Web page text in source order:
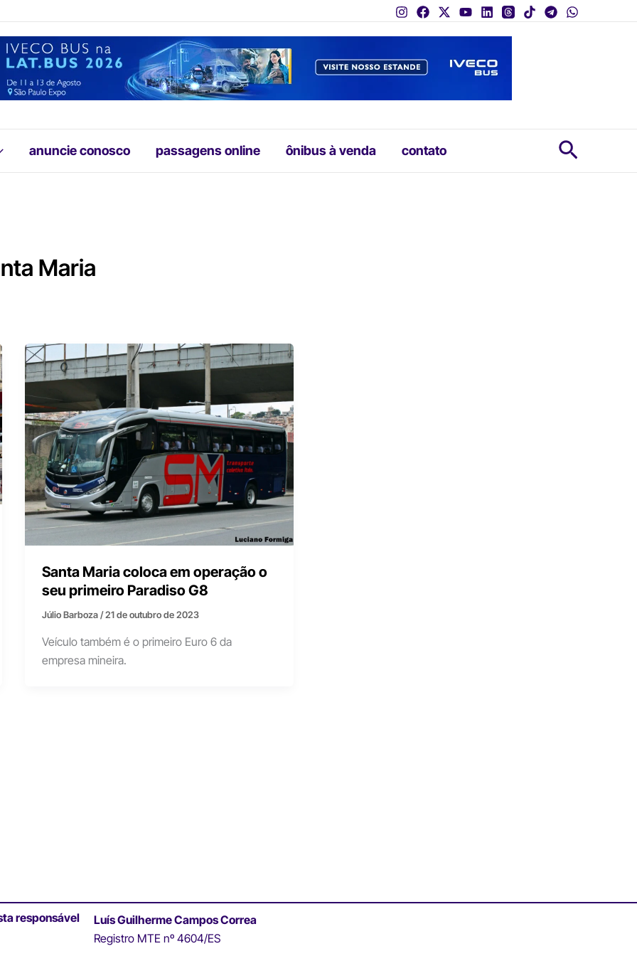
anuncie conosco passagens online ônibus à venda contato
Maria
Santa Maria coloca em operação o
seu primeiro Paradiso G8
Júlio Barboza/21 de outubro de 2023
Veículo também é o primeiro Euro 6 da
empresa mineira.
responsável
Luís Guilherme Campos Correa
Registro MTE nº 4604/ES